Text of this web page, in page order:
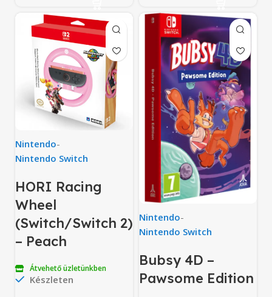
Nintendo-
Nintendo Switch
HORI Racing
Wheel
(Switch/Switch 2)
– Peach
Átvehető üzletünkben
Készleten
Nintendo-
Nintendo Switch
Bubsy 4D –
Pawsome Edition